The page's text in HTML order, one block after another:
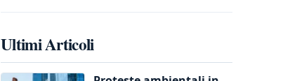
Ultimi Articoli